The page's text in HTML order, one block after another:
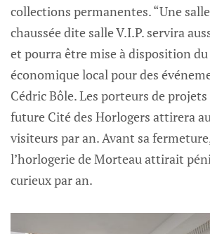
collections permanentes. “Une
chaussée dite salle V.I.P. servira
et pourra être mise à disposition
économique local pour des
Cédric Bôle. Les porteurs de
future Cité des Horlogers attirera
visiteurs par an. Avant sa
l’horlogerie de Morteau attirait
curieux par an.